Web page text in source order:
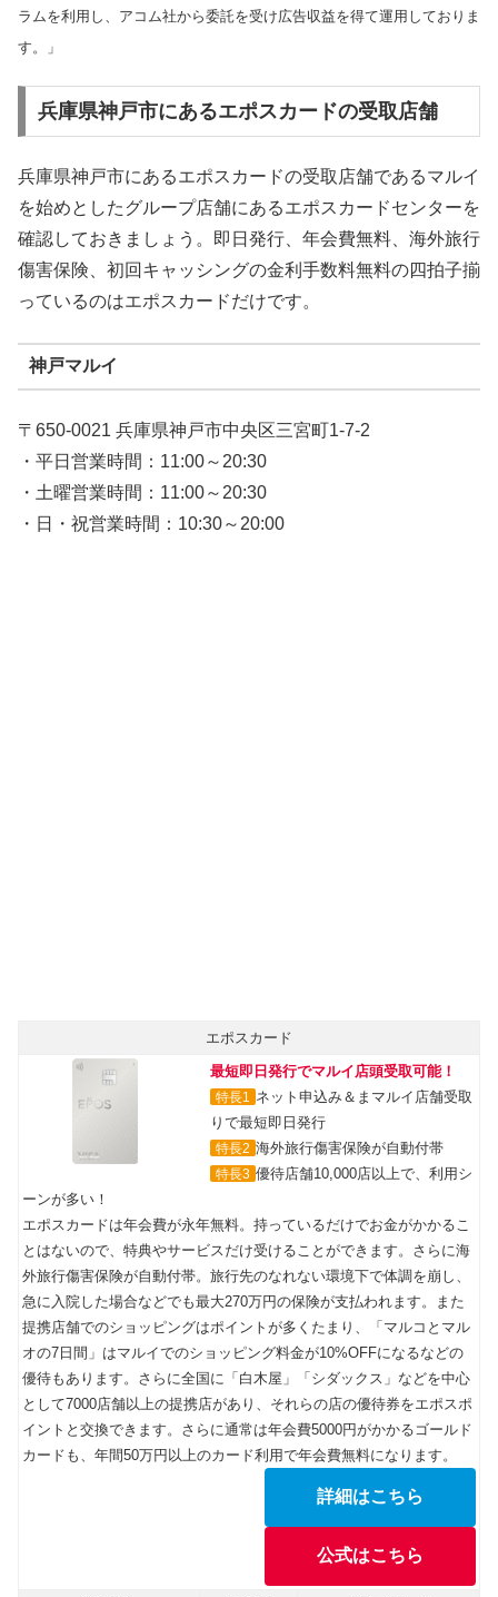
ラムを利用し、アコム社から委託を受け広告収益を得て運用しておりま
す。」
兵庫県神戸市にあるエポスカードの受取店舗
兵庫県神戸市にあるエポスカードの受取店舗であるマルイ
を始めとしたグループ店舗にあるエポスカードセンターを
確認しておきましょう。即日発行、年会費無料、海外旅行
傷害保険、初回キャッシングの金利手数料無料の四拍子揃
っているのはエポスカードだけです。
神戸マルイ
〒650-0021 兵庫県神戸市中央区三宮町1-7-2
・平日営業時間：11:00～20:30
・土曜営業時間：11:00～20:30
・日・祝営業時間：10:30～20:00
エポスカード
最短即日発行でマルイ店頭受取可能！
特長1 ネット申込み＆まマルイ店舗受取
りで最短即日発行
特長2 海外旅行傷害保険が自動付帯
特長3 優待店舗10,000店以上で、利用シ
ーンが多い！
エポスカードは年会費が永年無料。持っているだけでお金がかかるこ
とはないので、特典やサービスだけ受けることができます。さらに海
外旅行傷害保険が自動付帯。旅行先のなれない環境下で体調を崩し、
急に入院した場合などでも最大270万円の保険が支払われます。また
提携店舗でのショッピングはポイントが多くたまり、「マルコとマル
オの7日間」はマルイでのショッピング料金が10%OFFになるなどの
優待もあります。さらに全国に「白木屋」「シダックス」などを中心
として7000店舗以上の提携店があり、それらの店の優待券をエポスポ
イントと交換できます。さらに通常は年会費5000円がかかるゴールド
カードも、年間50万円以上のカード利用で年会費無料になります。
詳細はこちら
公式はこちら